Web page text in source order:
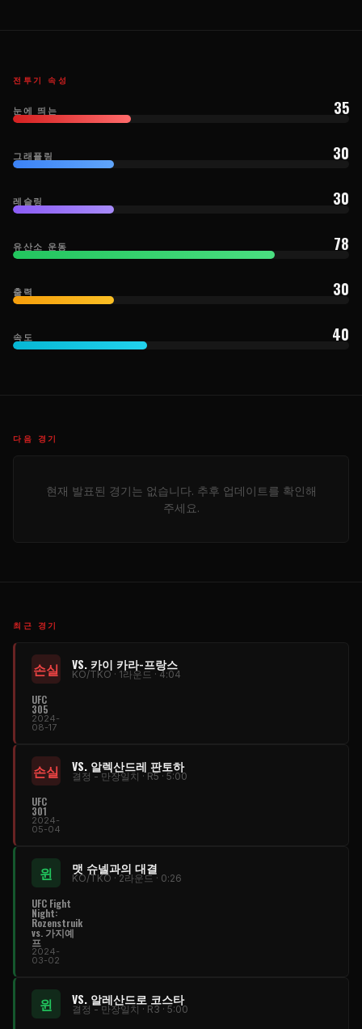
전투기 속성
눈에 띄는 35
그래플링 30
레슬링 30
유산소 운동 78
출력 30
속도 40
다음 경기
현재 발표된 경기는 없습니다. 추후 업데이트를 확인해
주세요.
최근 경기
손실 VS. 카이 카라-프랑스
KO/TKO · 1라운드 · 4:04
UFC
305
2024-
08-17
손실 VS. 알렉산드레 판토하
결정 - 만장일치 · R5 · 5:00
UFC
301
2024-
05-04
윈 맷 슈넬과의 대결
KO/TKO · 2라운드 · 0:26
UFC Fight
Night:
Rozenstruik
vs. 가지예
프
2024-
03-02
윈 VS. 알레산드로 코스타
결정 - 만장일치 · R3 · 5:00